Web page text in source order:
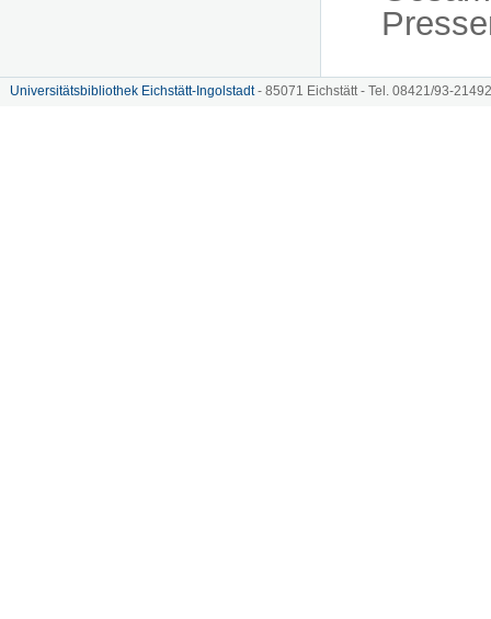
Universitätsbibliothek Eichstätt-Ingolstadt- 85071 Eichstätt - Tel. 08421/93-